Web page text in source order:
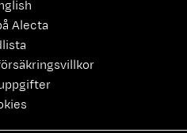
Alecta